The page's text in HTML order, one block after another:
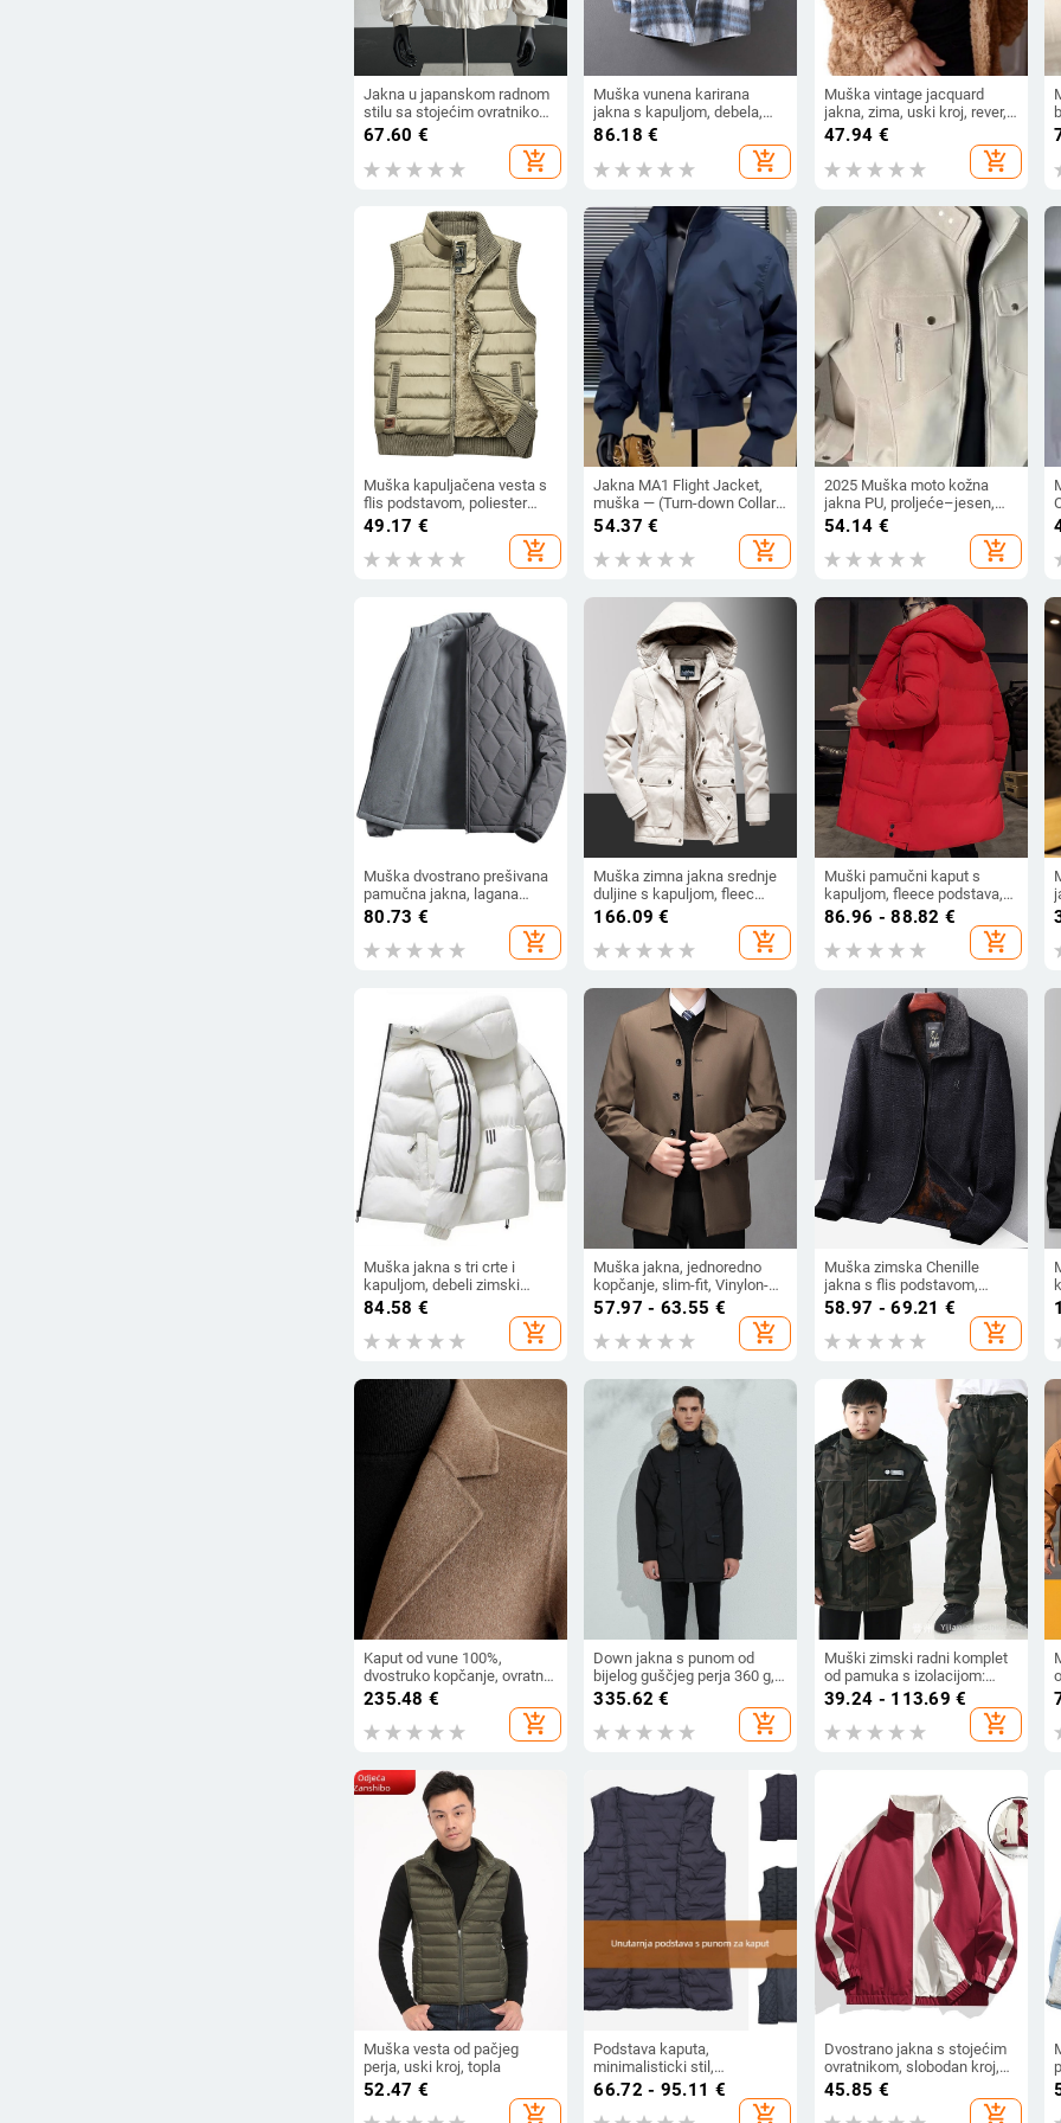
Jakna u japanskom radnom
stilu sa stojećim ovratnikom,
zatvaračem, širokim krojem i
bočnim džepovima, otporna
na vjetar
67.60 €
add_shopping_cart
Muška vunena karirana
jakna s kapuljom, debela,
kopčanje na jednu red
86.18 €
add_shopping_cart
Muška vintage jacquard
jakna, zima, uski kroj, rever,
poliester
47.94 €
add_shopping_cart
Muška kapuljačena vesta s
flis podstavom, poliester
materijal, uski kroj, bočne
49.17 €
add_shopping_cart
Jakna MA1 Flight Jacket,
muška — (Turn-down Collar,
Loose Fit, Bočni džepovi)
54.37 €
add_shopping_cart
2025 Muška moto kožna
jakna PU, proljeće–jesen,
retro moda, privlačan izgled
54.14 €
add_shopping_cart
Muška dvostrano prešivana
pamučna jakna, lagana
zimska jakna, stojeći
ovratnik, zatvarač, slobodan
kroj
80.73 €
add_shopping_cart
Muška zimna jakna srednje
duljine s kapuljom, fleec
podstava, debela, udoban
kroj, zatvarač, više džepova
166.09 €
add_shopping_cart
Muški pamučni kaput s
kapuljom, fleece podstava,
zatvarač, vanjski poliester i
86.96 - 88.82 €
add_shopping_cart
Muška jakna s tri crte i
kapuljom, debeli zimski
kaput s poliesterom
84.58 €
add_shopping_cart
Muška jakna, jednoredno
kopčanje, slim-fit, Vinylon-
Lycra materijal, za muškarce
57.97 - 63.55 €
add_shopping_cart
Muška zimska Chenille
jakna s flis podstavom,
debela, casual kroj, rever
ovratnik, zatvarač, normalna
duljina
58.97 - 69.21 €
add_shopping_cart
Kaput od vune 100%,
dvostruko kopčanje, ovratnik
od sakoa, podstava od prave
dlake, gradski zimski stil
235.48 €
add_shopping_cart
Down jakna s punom od
bijelog guščjeg perja 360 g,
vanjski materijal 90%
otporna na hladnoću (-30°C
do -15°C), s kapuljom, dugi
335.62 €
add_shopping_cart
Muški zimski radni komplet
od pamuka s izolacijom:
jakna i hlače, kamuflažni
uzorak, otporno na habanje i
hladnoću.
39.24 - 113.69 €
add_shopping_cart
Muška vesta od pačjeg
perja, uski kroj, topla
52.47 €
add_shopping_cart
Podstava kaputa,
minimalisticki stil,
prilagodljiv kroj, kopčanje na
jedan red, bez ovratnika,
66.72 - 95.11 €
add_shopping_cart
Dvostrano jakna s stojećim
ovratnikom, slobodan kroj,
zatvarač, 100% poliester, za
proljeće i jesen
45.85 €
add_shopping_cart